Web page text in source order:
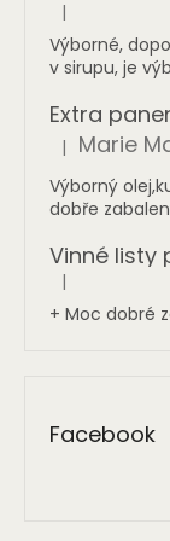
Hodnocení
|
Výborné,
v sirupu, je
Hodnocení
| Marie
Výborný
dobře
Hodnocení
|
+ Moc dobré
Facebook